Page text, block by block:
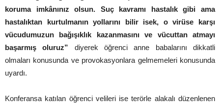
koruma imkânınız olsun. Suç kavramı hastalık gibi ama
hastalıktan kurtulmanın yollarını bilir isek, o virüse karşı
vücudumuzun bağışıklık kazanmasını ve vücuttan atmayı
başarmış oluruz” diyerek öğrenci anne babalarını dikkatli
olmaları konusunda ve provokasyonlara gelmemeleri konusunda
uyardı.
Konferansa katılan öğrenci velileri ise terörle alakalı düzenlenen